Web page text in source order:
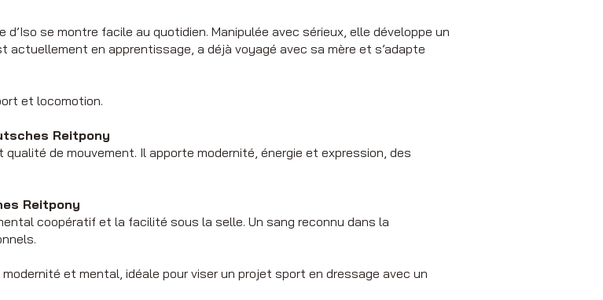
d’Iso se montre facile au quotidien. Manipulée avec sérieux, elle développe un
en apprentissage, a déjà voyagé avec sa mère et s’adapte
et locomotion.
Reitpony
de mouvement. Il apporte modernité, énergie et expression, des
Reitpony
coopératif et la facilité sous la selle. Un sang reconnu dans la
et mental, idéale pour viser un projet sport en dressage avec un